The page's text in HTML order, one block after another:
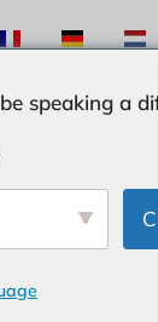
sobre a
speaking a